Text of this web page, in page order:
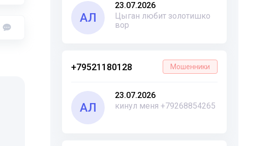
АЛ
23.07.2026
Цыган любит золотишко
вор
+79521180128 Мошенники
АЛ
23.07.2026
кинул меня +79268854265